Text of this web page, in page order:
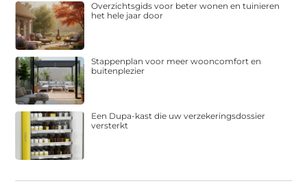
Overzichtsgids voor beter wonen en tuinieren
het hele jaar door
Stappenplan voor meer wooncomfort en
buitenplezier
Een Dupa-kast die uw verzekeringsdossier
versterkt